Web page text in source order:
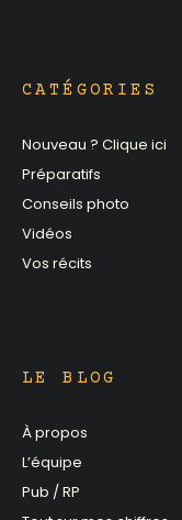
CATÉGORIES
Nouveau ? Clique ici
Préparatifs
Conseils photo
Vidéos
Vos récits
LE BLOG
À propos
L’équipe
Pub / RP